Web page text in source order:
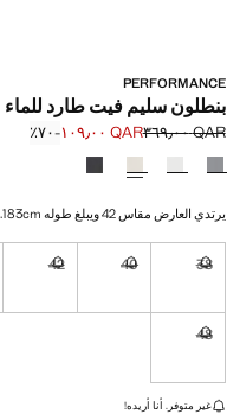
PERFORMANCE
بنطلون سليم فيت طارد للماء
السعر الأول محذوف [QAR ٣٦٩٫٠٠ ]
QAR ٣٦٩٫٠٠
السعر الحالي [QAR ١٠٩٫٠٠ ]QAR ١٠٩٫٠٠
؜-٧٠٪؜
حدد اللون
يرتدي العارض مقاس 42 ويبلغ طوله 183cm.
38
40
42
48
القطع الأخيرة!
غير متوفر. أنا أريده!